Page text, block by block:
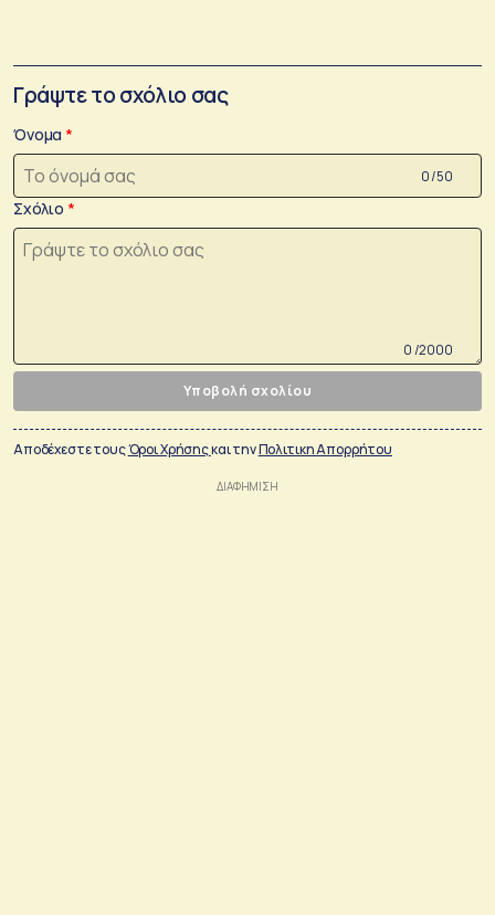
Γράψτε το σχόλιο σας
Όνομα
0 /50
Σχόλιο
0 /2000
Υποβολή σχολίου
Αποδέχεστε τουςΌροι Χρήσηςκαι τηνΠολιτικη Απορρήτου